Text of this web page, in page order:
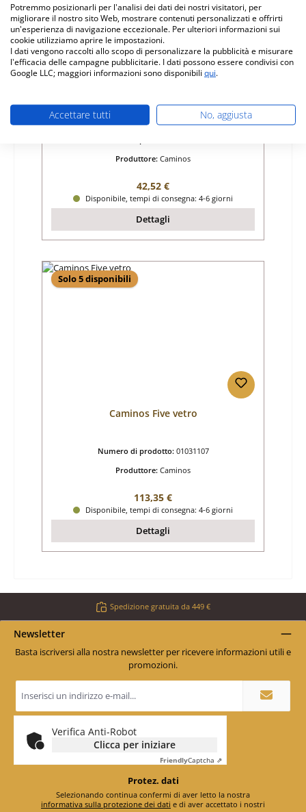
Caminos Five guarnizione per vetro
Produttore: Caminos
Prezzo normale:
42,52 €
Disponibile, tempi di consegna: 4-6 giorni
Dettagli
Solo 5 disponibili
Caminos Five vetro
Numero di prodotto: 01031107
Produttore: Caminos
Prezzo normale:
113,35 €
Disponibile, tempi di consegna: 4-6 giorni
Dettagli
Spedizione gratuita da 449 €
Newsletter
Basta iscriversi alla nostra newsletter per ricevere informazioni utili e
promozioni.
Indirizzo
e-
*
Verifica Anti-Robot
Clicca per iniziare
FriendlyCaptcha ⇗
Protez. dati
informativa sulla protezione dei dati
Potremmo posizionarli per l'analisi dei dati dei nostri visitatori, per
migliorare il nostro sito Web, mostrare contenuti personalizzati e offrirti
un'esperienza di navigazione eccezionale. Per ulteriori informazioni sui
cookie utilizziamo aprire le impostazioni.
I dati vengono raccolti allo scopo di personalizzare la pubblicità e misurare
l'efficacia delle campagne pubblicitarie. I dati possono essere condivisi con
Google LLC; maggiori informazioni sono disponibili qui.
Accettare tutti No, aggiusta